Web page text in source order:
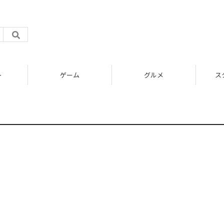
ゲーム グルメ ス